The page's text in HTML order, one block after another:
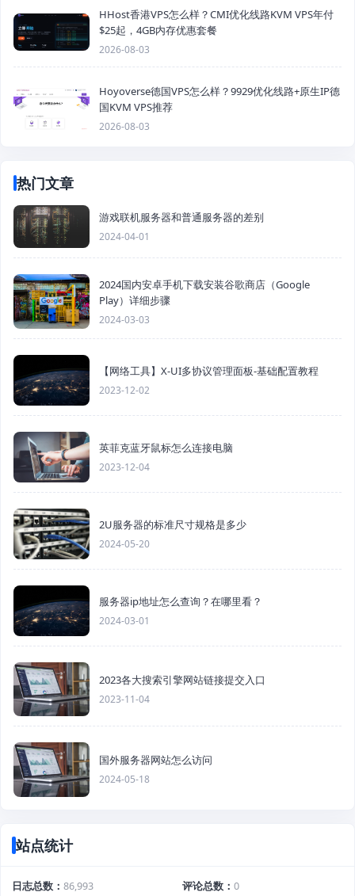
HHost香港VPS怎么样？CMI优化线路KVM VPS年付
$25起，4GB内存优惠套餐
2026-08-03
Hoyoverse德国VPS怎么样？9929优化线路+原生IP德
国KVM VPS推荐
2026-08-03
热门文章
游戏联机服务器和普通服务器的差别
2024-04-01
2024国内安卓手机下载安装谷歌商店（Google
Play）详细步骤
2024-03-03
【网络工具】X-UI多协议管理面板-基础配置教程
2023-12-02
英菲克蓝牙鼠标怎么连接电脑
2023-12-04
2U服务器的标准尺寸规格是多少
2024-05-20
服务器ip地址怎么查询？在哪里看？
2024-03-01
2023各大搜索引擎网站链接提交入口
2023-11-04
国外服务器网站怎么访问
2024-05-18
站点统计
日志总数 86,993 评论总数
0